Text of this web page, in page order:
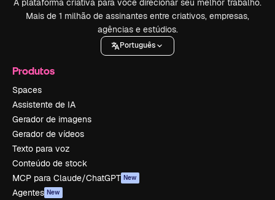
A plataforma criativa para você direcionar seu melhor trabalho.
Mais de 1 milhão de assinantes entre criativos, empresas,
agências e estúdios.
Português
Produtos
Spaces
Assistente de IA
Gerador de imagens
Gerador de vídeos
Texto para voz
Conteúdo de stock
MCP para Claude/ChatGPT New
Agentes New